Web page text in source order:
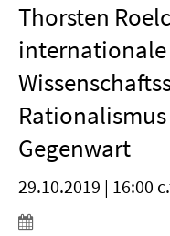
Thorsten
internationale
Gegenwart
29.10.2019 | 16:00